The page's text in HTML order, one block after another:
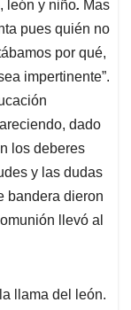
león y niño. Mas
pues quién no
por qué,
impertinente”.
dado
los deberes
y las dudas
bandera dieron
llevó al
llama del león.